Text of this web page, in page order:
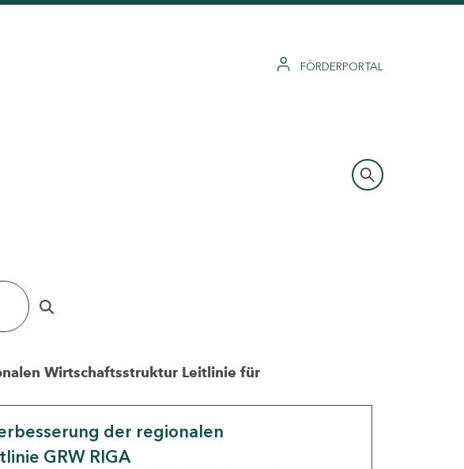
FÖRDERPORTAL
Wirtschaftsstruktur Leitlinie für
der regionalen
GRW RIGA